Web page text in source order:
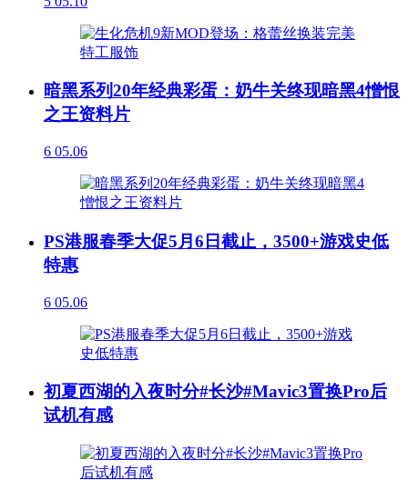
暗黑系列20年经典彩蛋：奶牛关终现暗黑4憎恨
之王资料片
6 05.06
PS港服春季大促5月6日截止，3500+游戏史低
特惠
6 05.06
初夏西湖的入夜时分#长沙#Mavic3置换Pro后
试机有感